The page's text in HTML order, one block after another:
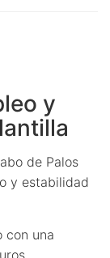
y
de Palos
y estabilidad
con una